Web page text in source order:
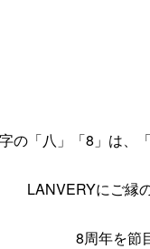
の「八」「8」は、
LANVERYにご縁
8周年を節